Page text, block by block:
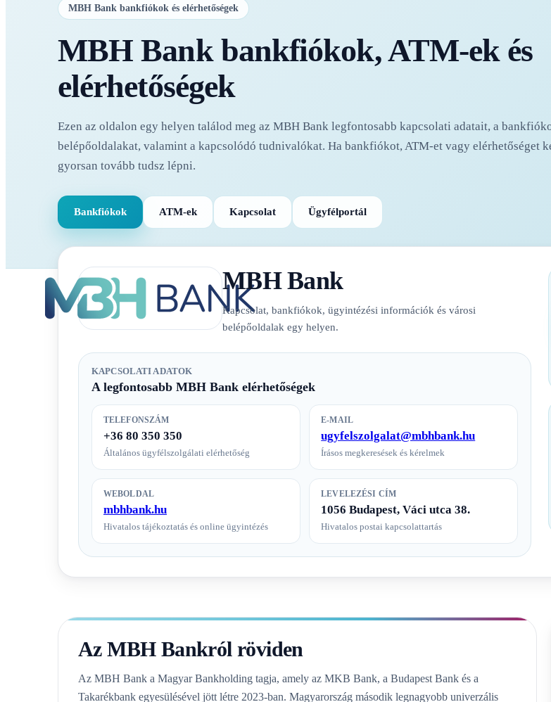
MBH Bank bankfiókok és elérhetőségek
MBH Bank bankfiókok, ATM-ek és
elérhetőségek
Ezen az oldalon egy helyen találod meg az MBH Bank legfontosabb kapcsolati adatait, a
belépőoldalakat, valamint a kapcsolódó tudnivalókat. Ha bankfiókot, ATM-et vagy elérhetőséget
gyorsan tovább tudsz lépni.
Bankfiókok ATM-ek Kapcsolat Ügyfélportál
MBH Bank
Kapcsolat, bankfiókok, ügyintézési információk és városi
belépőoldalak egy helyen.
KAPCSOLATI ADATOK
A legfontosabb MBH Bank elérhetőségek
TELEFONSZÁM
+36 80 350 350
Általános ügyfélszolgálati elérhetőség
E-MAIL
ugyfelszolgalat@mbhbank.hu
Írásos megkeresések és kérelmek
WEBOLDAL
mbhbank.hu
Hivatalos tájékoztatás és online ügyintézés
LEVELEZÉSI CÍM
1056 Budapest, Váci utca 38.
Hivatalos postai kapcsolattartás
Az MBH Bankról röviden
Az MBH Bank a Magyar Bankholding tagja, amely az MKB Bank, a Budapest Bank és a
Takarékbank egyesülésével jött létre 2023-ban. Magyarország második legnagyobb univerzális